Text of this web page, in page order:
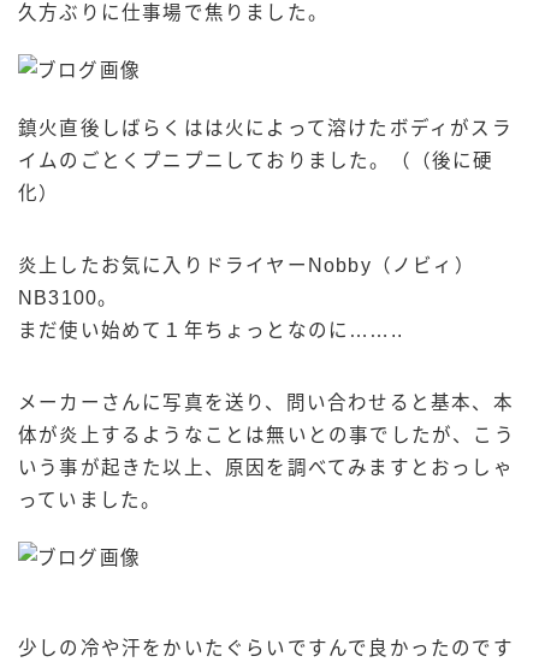
久方ぶりに仕事場で焦りました。
鎮火直後しばらくはは火によって溶けたボディがスラ
イムのごとくプニプニしておりました。（（後に硬
化）
炎上したお気に入りドライヤーNobby（ノビィ）
NB3100。
まだ使い始めて１年ちょっとなのに……..
メーカーさんに写真を送り、問い合わせると基本、本
体が炎上するようなことは無いとの事でしたが、こう
いう事が起きた以上、原因を調べてみますとおっしゃ
っていました。
少しの冷や汗をかいたぐらいですんで良かったのです